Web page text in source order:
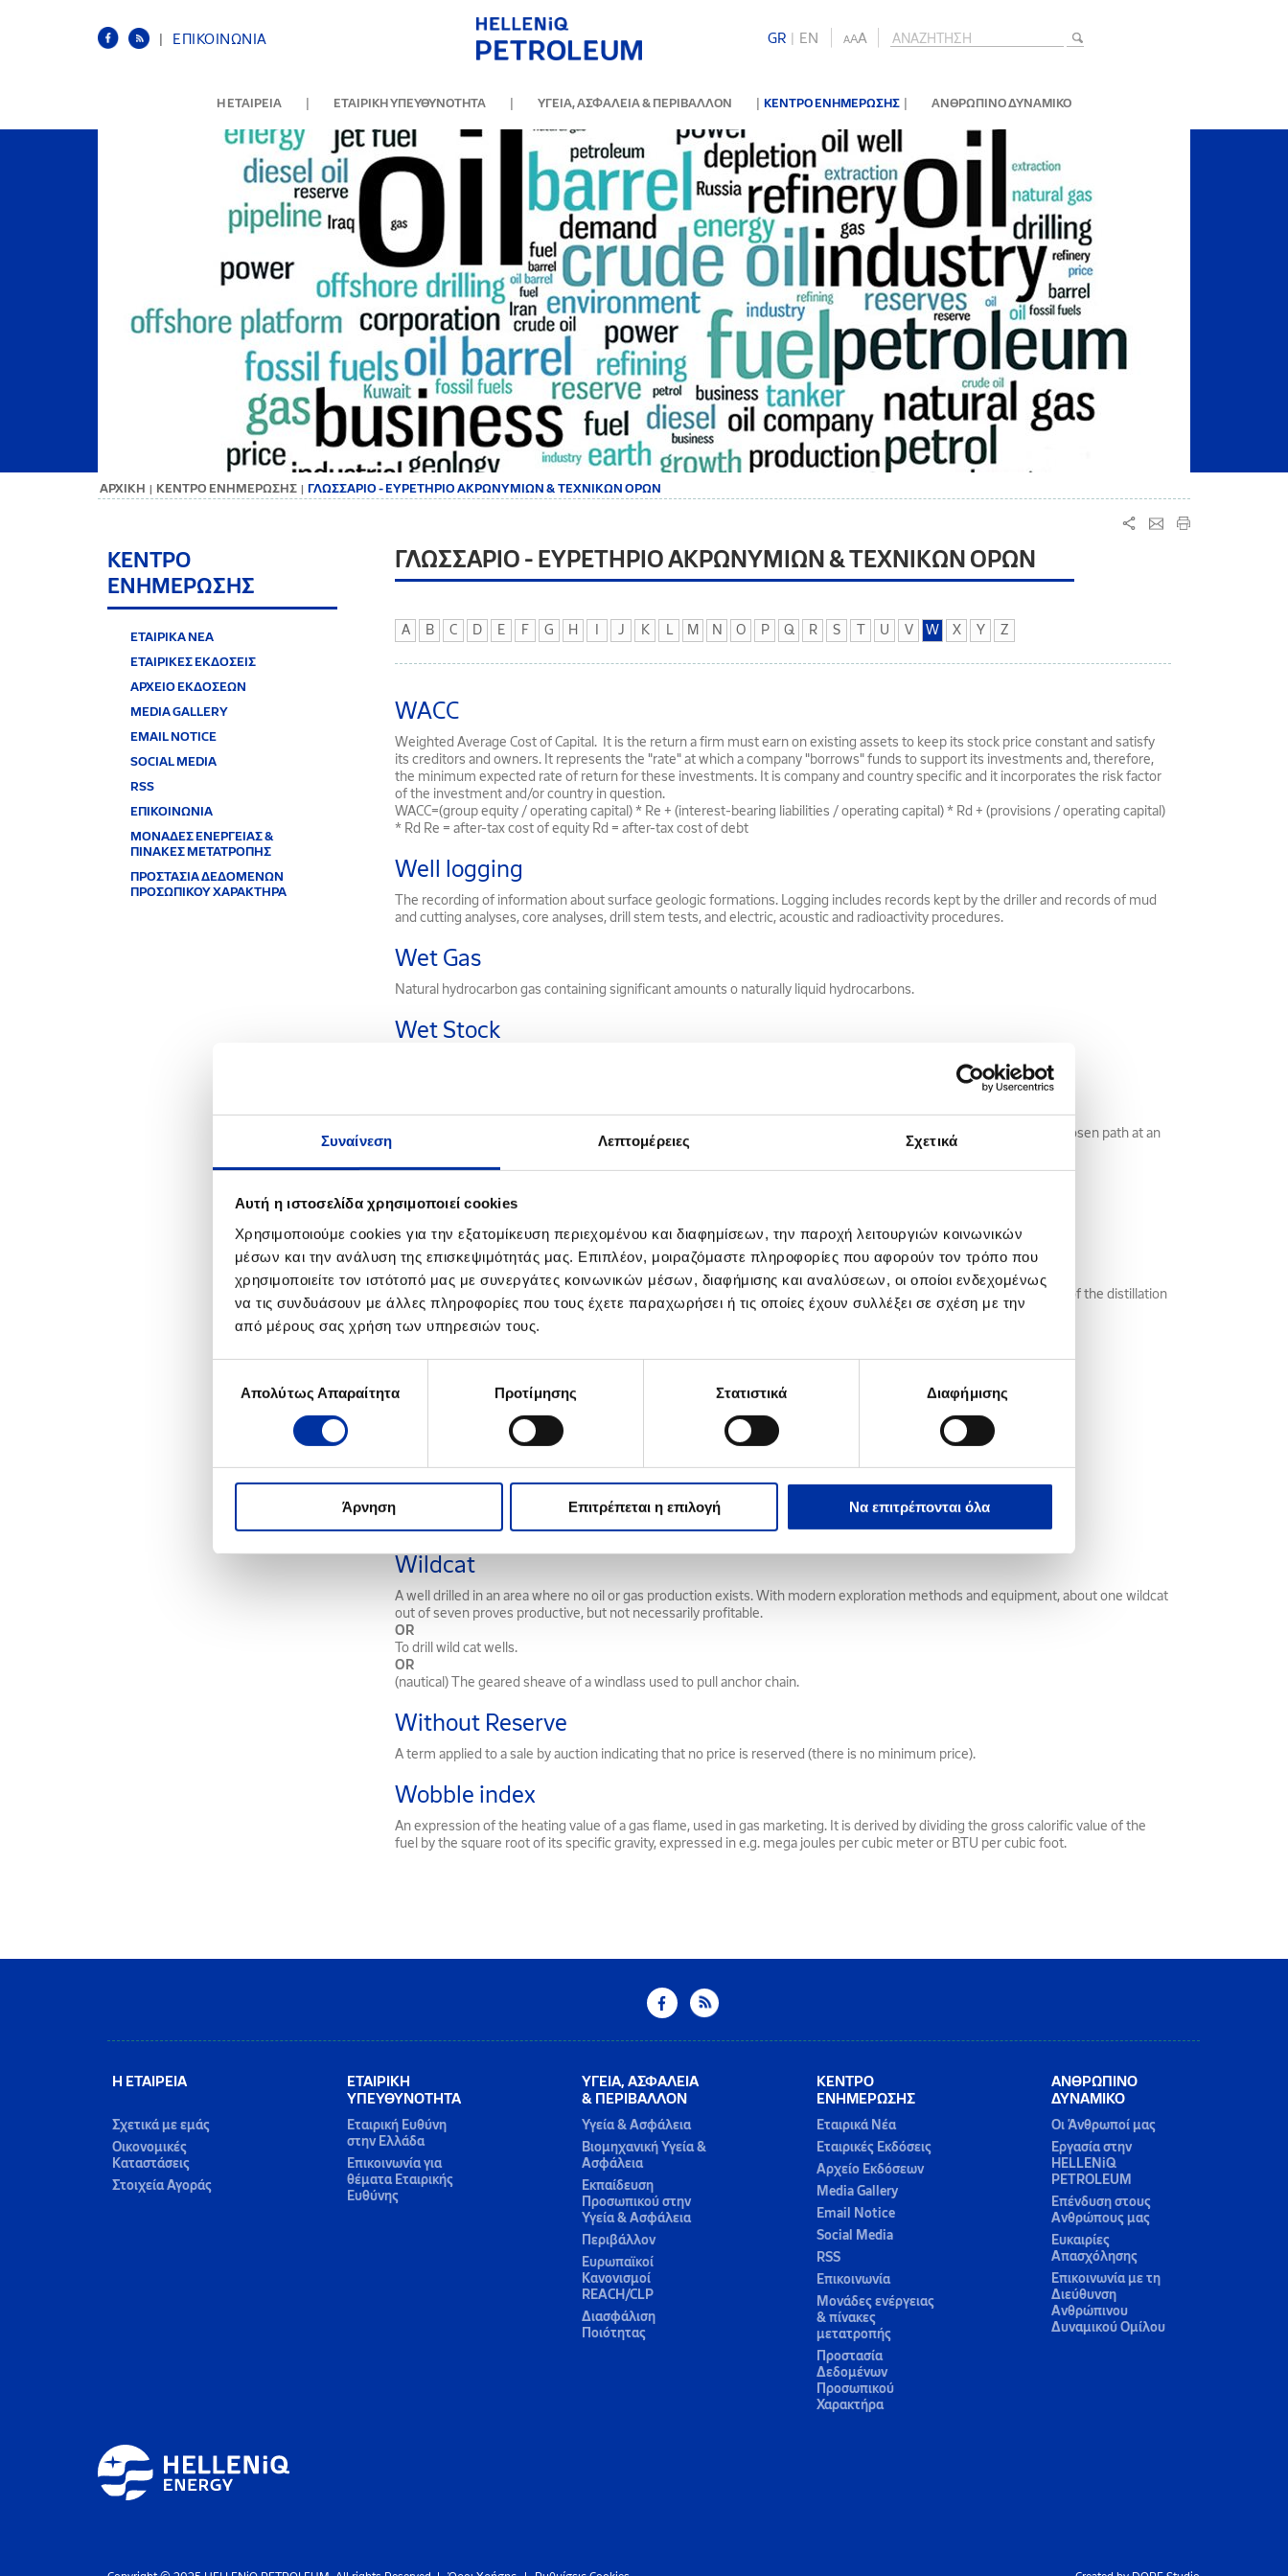
Συναίνεση Λεπτομέρειες Σχετικά
Αυτή η ιστοσελίδα χρησιμοποιεί cookies
Χρησιμοποιούμε cookies για την εξατομίκευση περιεχομένου και διαφημίσεων, την παροχή λειτουργιών κοινωνικών
μέσων και την ανάλυση της επισκεψιμότητάς μας. Επιπλέον, μοιραζόμαστε πληροφορίες που αφορούν τον τρόπο που
χρησιμοποιείτε τον ιστότοπό μας με συνεργάτες κοινωνικών μέσων, διαφήμισης και αναλύσεων, οι οποίοι ενδεχομένως
να τις συνδυάσουν με άλλες πληροφορίες που τους έχετε παραχωρήσει ή τις οποίες έχουν συλλέξει σε σχέση με την
από μέρους σας χρήση των υπηρεσιών τους.
συγκατάθεσης
Απολύτως Απαραίτητα Προτίμησης Στατιστικά Διαφήμισης
Άρνηση Επιτρέπεται η επιλογή Να επιτρέπονται όλα
| ΕΠΙΚΟΙΝΩΝΙΑ GR | ΕΝ AAA
Η ΕΤΑΙΡΕΙΑ | ΕΤΑΙΡΙΚΗ ΥΠΕΥΘΥΝΟΤΗΤΑ | ΥΓΕΙΑ, ΑΣΦΑΛΕΙΑ & ΠΕΡΙΒΑΛΛΟΝ | ΚΕΝΤΡΟ ΕΝΗΜΕΡΩΣΗΣ | ΑΝΘΡΩΠΙΝΟ ΔΥΝΑΜΙΚΟ
ΑΡΧΙΚΗ | ΚΕΝΤΡΟ ΕΝΗΜΕΡΩΣΗΣ | ΓΛΩΣΣΑΡΙΟ - ΕΥΡΕΤΗΡΙΟ ΑΚΡΩΝΥΜΙΩΝ & ΤΕΧΝΙΚΩΝ ΟΡΩΝ
ΚΕΝΤΡΟ
ΕΝΗΜΕΡΩΣΗΣ
ΕΤΑΙΡΙΚΑ ΝΕΑ
ΕΤΑΙΡΙΚΕΣ ΕΚΔΟΣΕΙΣ
ΑΡΧΕΙΟ ΕΚΔΟΣΕΩΝ
MEDIA GALLERY
EMAIL NOTICE
SOCIAL MEDIA
RSS
ΕΠΙΚΟΙΝΩΝΙΑ
ΜΟΝΑΔΕΣ ΕΝΕΡΓΕΙΑΣ &
ΠΙΝΑΚΕΣ ΜΕΤΑΤΡΟΠΗΣ
ΠΡΟΣΤΑΣΙΑ ΔΕΔΟΜΕΝΩΝ
ΠΡΟΣΩΠΙΚΟΥ ΧΑΡΑΚΤΗΡΑ
ΓΛΩΣΣΑΡΙΟ - ΕΥΡΕΤΗΡΙΟ ΑΚΡΩΝΥΜΙΩΝ & ΤΕΧΝΙΚΩΝ ΟΡΩΝ
A B C D E F G H I J K L M N O P Q R S T U V W X Y Z
WACC
Weighted Average Cost of Capital. It is the return a firm must earn on existing assets to keep its stock price constant and satisfy
its creditors and owners. It represents the "rate" at which a company "borrows" funds to support its investments and, therefore,
the minimum expected rate of return for these investments. It is company and country specific and it incorporates the risk factor
of the investment and/or country in question.
WACC=(group equity / operating capital) * Re + (interest-bearing liabilities / operating capital) * Rd + (provisions / operating capital)
* Rd Re = after-tax cost of equity Rd = after-tax cost of debt
Well logging
The recording of information about surface geologic formations. Logging includes records kept by the driller and records of mud
and cutting analyses, core analyses, drill stem tests, and electric, acoustic and radioactivity procedures.
Wet Gas
Natural hydrocarbon gas containing significant amounts o naturally liquid hydrocarbons.
Wet Stock
A tool for deviated drilling, basically a wedge-shaped block which is lowered into the well to divert the bit onto a chosen path at an
White Flag
White products
Motor fuels (gasoline, naphtha, jet, kerosene, gasoil, diesel) and heating oil, i.e. products from the high or light end of the distillation
process.
WHP
Wellhead pressure.
OR
Wellhead protector (subsea).
Wild well
A well out of control, a blowout.
Wildcat
A well drilled in an area where no oil or gas production exists. With modern exploration methods and equipment, about one wildcat
out of seven proves productive, but not necessarily profitable.
OR
To drill wild cat wells.
OR
(nautical) The geared sheave of a windlass used to pull anchor chain.
Without Reserve
A term applied to a sale by auction indicating that no price is reserved (there is no minimum price).
Wobble index
An expression of the heating value of a gas flame, used in gas marketing. It is derived by dividing the gross calorific value of the
fuel by the square root of its specific gravity, expressed in e.g. mega joules per cubic meter or BTU per cubic foot.
Η ΕΤΑΙΡΕΙΑ
Σχετικά με εμάς
Οικονομικές
Καταστάσεις
Στοιχεία Αγοράς
ΕΤΑΙΡΙΚΗ
ΥΠΕΥΘΥΝΟΤΗΤΑ
Εταιρική Ευθύνη
στην Ελλάδα
Επικοινωνία για
θέματα Εταιρικής
Ευθύνης
ΥΓΕΙΑ, ΑΣΦΑΛΕΙΑ
& ΠΕΡΙΒΑΛΛΟΝ
Υγεία & Ασφάλεια
Βιομηχανική Υγεία &
Ασφάλεια
Εκπαίδευση
Προσωπικού στην
Υγεία & Ασφάλεια
Περιβάλλον
Ευρωπαϊκοί
Κανονισμοί
REACH/CLP
Διασφάλιση
Ποιότητας
ΚΕΝΤΡΟ
ΕΝΗΜΕΡΩΣΗΣ
Εταιρικά Νέα
Εταιρικές Εκδόσεις
Αρχείο Εκδόσεων
Media Gallery
Email Notice
Social Media
RSS
Επικοινωνία
Μονάδες ενέργειας
& πίνακες
μετατροπής
Προστασία
Δεδομένων
Προσωπικού
Χαρακτήρα
ΑΝΘΡΩΠΙΝΟ
ΔΥΝΑΜΙΚΟ
Οι Άνθρωποί μας
Εργασία στην
HELLENiQ
PETROLEUM
Επένδυση στους
Ανθρώπους μας
Ευκαιρίες
Απασχόλησης
Επικοινωνία με τη
Διεύθυνση
Ανθρώπινου
Δυναμικού Ομίλου